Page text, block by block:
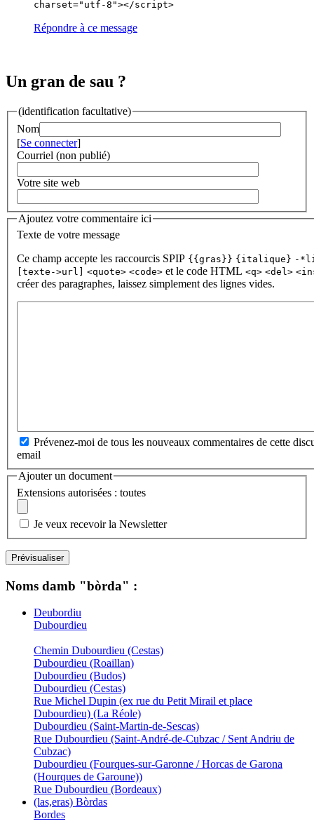
charset="utf-8"></script>
Répondre à ce message
Un gran de sau ?
(identification facultative)
Nom
[Se connecter]
Courriel (non publié)
Votre site web
Ajoutez votre commentaire ici
Texte de votre message
Ce champ accepte les raccourcis SPIP {{gras}} {italique} -
[texte->url]
<quote> <code> et le code HTML <q> <del>
créer des paragraphes, laissez simplement des lignes vides.
Prévenez-moi de tous les nouveaux commentaires de cette
email
Ajouter un document
Extensions autorisées : toutes
Je veux recevoir la Newsletter
Noms damb "bòrda" :
Deubordiu
Dubourdieu
Chemin Dubourdieu (Cestas)
Dubourdieu (Roaillan)
Dubourdieu (Budos)
Dubourdieu (Cestas)
Rue Michel Dupin (ex rue du Petit Mirail et place
Dubourdieu) (La Réole)
Dubourdieu (Saint-Martin-de-Sescas)
Rue Dubourdieu (Saint-André-de-Cubzac / Sent Andriu de
Cubzac)
Dubourdieu (Fourques-sur-Garonne / Horcas de Garona
(Hourques de Garoune))
Rue Dubourdieu (Bordeaux)
(las,eras) Bòrdas
Bordes